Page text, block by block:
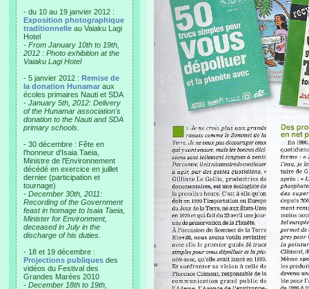
- du 10 au 19 janvier 2012 :
Exposition photographique
traditionnelle au Vaiaku Lagi
Hotel
- From January 10th to 19th,
2012 : Photo exhibition at the
Vaiaku Lagi Hotel
- 5 janvier 2012 : Remise de
la donation Hunamar aux
écoles primaires Nauti et SDA
- January 5th, 2012: Delivery
of the Hunamar association's
donation to the Nauti and SDA
primary schools.
- 30 décembre : Fête en
l'honneur d'Isaia Taeia,
Ministre de l'Environnement
décédé en exercice en juillet
dernier (participation et
tournage)
- December 30th, 2011:
Recording of the Government
feast in homage to Isaia Taeia,
Minister for Environment,
deceased in July in the
discharge of his duties.
- 18 et 19 décembre :
Projections publiques des
vidéos du Festival des
Grandes Marées 2010
- December 18th to 19th,